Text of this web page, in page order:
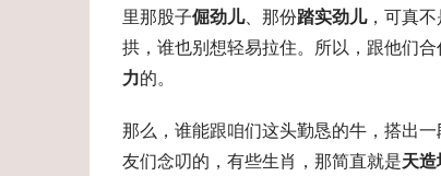
里那股子倔劲儿、那份踏实劲儿，可真
拱，谁也别想轻易拉住。所以，跟他们
力的。
那么，谁能跟咱们这头勤恳的牛，搭出
友们念叨的，有些生肖，那简直就是天